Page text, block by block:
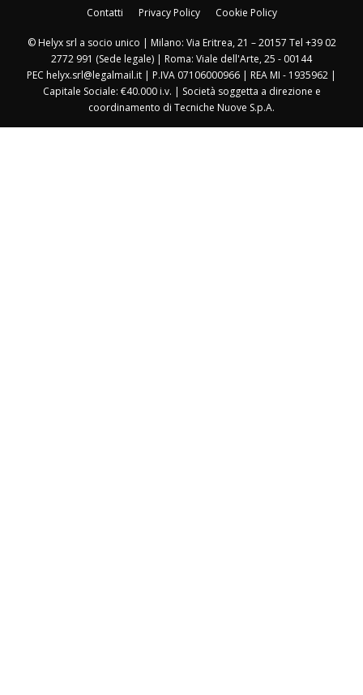
Contatti
Privacy Policy Cookie Policy
© Helyx srl a socio unico | Milano: Via Eritrea, 21 – 20157 Tel +39 02
2772 991 (Sede legale) | Roma: Viale dell'Arte, 25 - 00144
PEC helyx.srl@legalmail.it | P.IVA 07106000966 | REA MI - 1935962 |
Capitale Sociale: €40.000 i.v. | Società soggetta a direzione e
coordinamento di Tecniche Nuove S.p.A.